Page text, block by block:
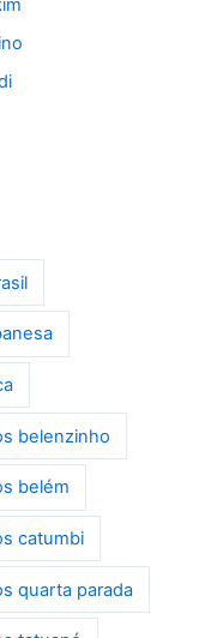
belenzinho
belém
catumbi
quarta parada